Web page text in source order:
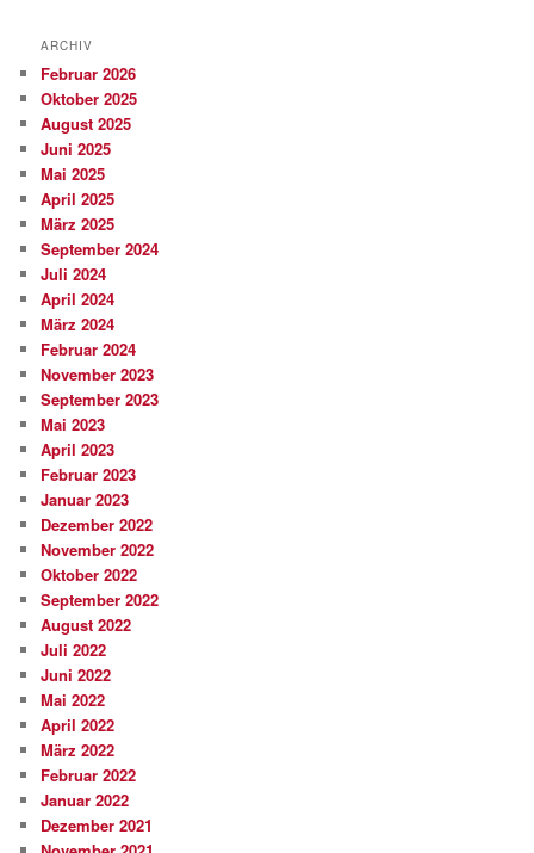
ARCHIV
Februar 2026
Oktober 2025
August 2025
Juni 2025
Mai 2025
April 2025
März 2025
September 2024
Juli 2024
April 2024
März 2024
Februar 2024
November 2023
September 2023
Mai 2023
April 2023
Februar 2023
Januar 2023
Dezember 2022
November 2022
Oktober 2022
September 2022
August 2022
Juli 2022
Juni 2022
Mai 2022
April 2022
März 2022
Februar 2022
Januar 2022
Dezember 2021